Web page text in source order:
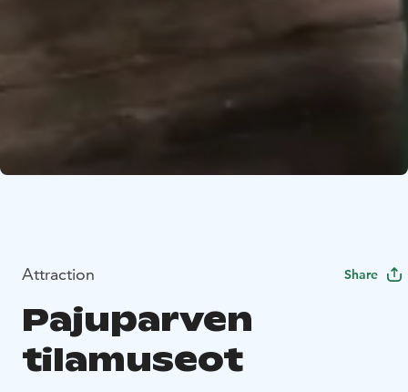
Attraction Share
Pajuparven
tilamuseot